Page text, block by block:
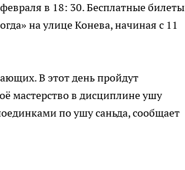
в 18: 30. Бесплатные билеты
на улице Конева, начиная с 11
В этот день пройдут
мастерство в дисциплине ушу
по ушу саньда, сообщает